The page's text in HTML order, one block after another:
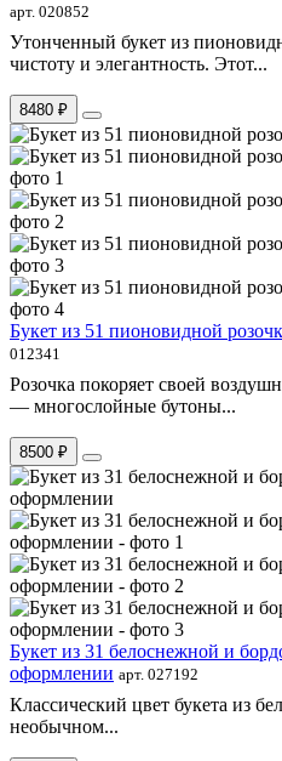
арт. 020852
Утонченный букет из
чистоту и элегантность. Этот...
8480 ₽
Букет из 51 пионовидной
012341
Розочка покоряет своей
— многослойные бутоны...
8500 ₽
Букет из 31 белоснежной и
оформлении арт. 027192
Классический цвет букета из
необычном...